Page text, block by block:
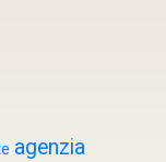
agenzia